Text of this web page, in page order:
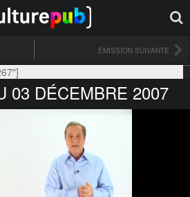
ÉMISSION SUIVANTE
03 DÉCEMBRE 2007